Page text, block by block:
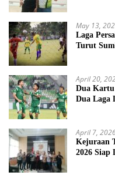
May 13,
Laga
Turut
April 20,
Dua Kartu
Dua Laga
April 7,
Kejuraan
2026 Siap